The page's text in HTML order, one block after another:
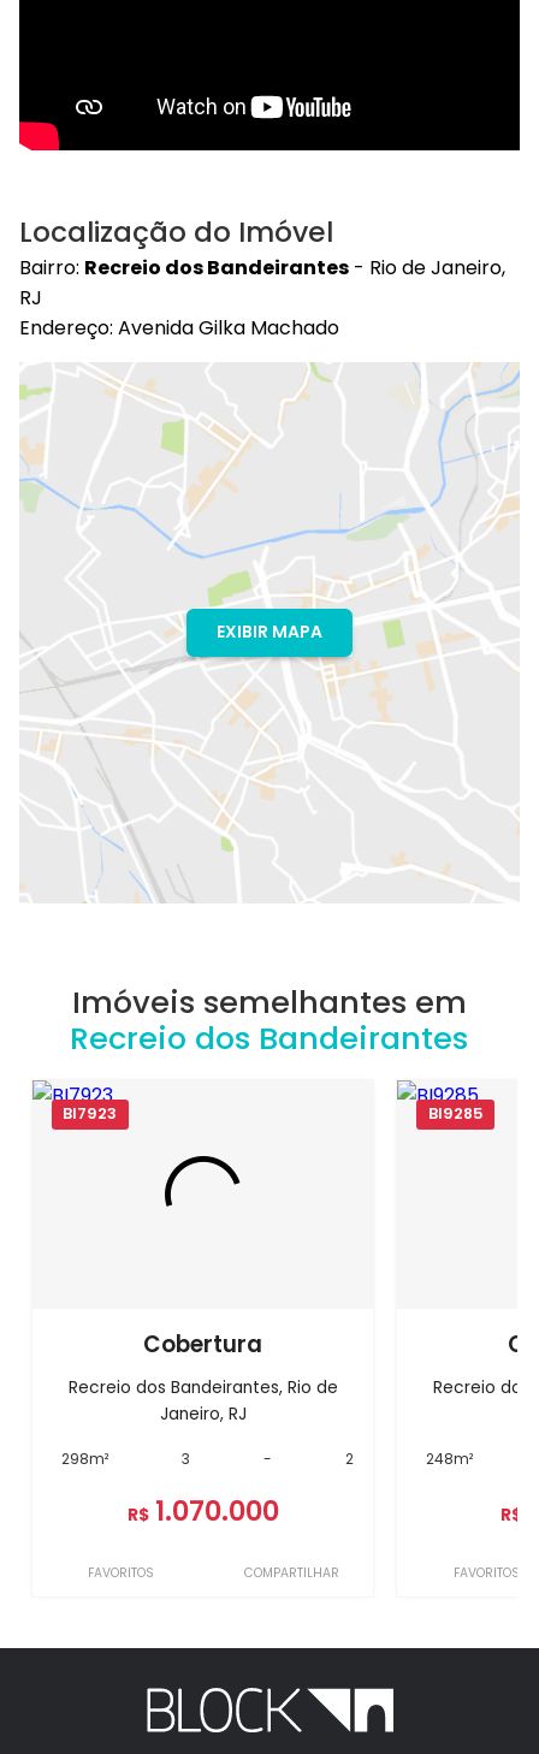
Localização do Imóvel
Bairro: Recreio dos Bandeirantes - Rio de Janeiro,
RJ
Endereço: Avenida Gilka Machado
EXIBIR MAPA
Imóveis semelhantes em
Recreio dos Bandeirantes
BI7923
Cobertura
Recreio dos Bandeirantes, Rio de
Janeiro, RJ
298m² 3 - 2
R$ 1.070.000
FAVORITOS COMPARTILHAR
BI9285
Recreio dos
248m²
R$
FAVORITOS